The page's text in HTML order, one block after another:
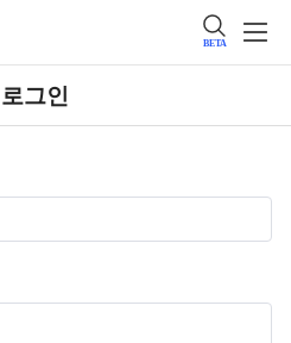
BETA
로그인